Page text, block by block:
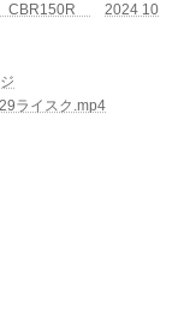
CBR150R
2024 10
ライスク.mp4